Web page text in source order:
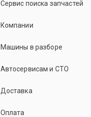
Сервис поиска запчастей
Компании
Машины в разборе
Автосервисам и СТО
Доставка
Оплата